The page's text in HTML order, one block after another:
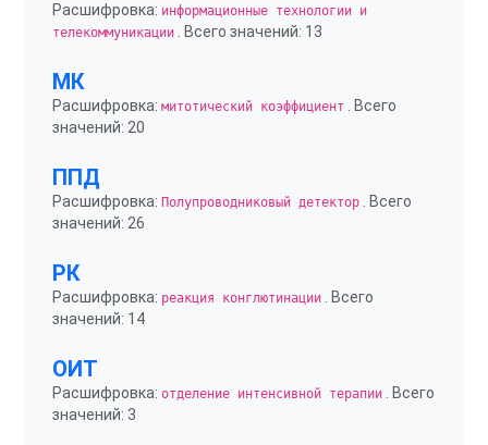
Расшифровка: информационные технологии и
телекоммуникации . Всего значений: 13
МК
Расшифровка: митотический коэффициент
. Всего
значений: 20
ППД
Расшифровка: Полупроводниковый детектор . Всего
значений: 26
РК
Расшифровка: реакция конглютинации . Всего
значений: 14
ОИТ
Расшифровка: отделение интенсивной терапии . Всего
значений: 3